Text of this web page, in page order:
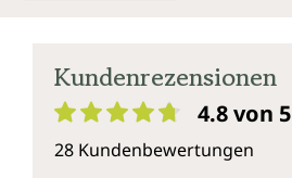
Kundenrezensionen
4.8 von 5
28 Kundenbewertungen